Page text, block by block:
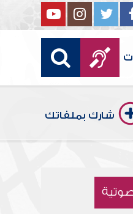
شارك بملفاتك